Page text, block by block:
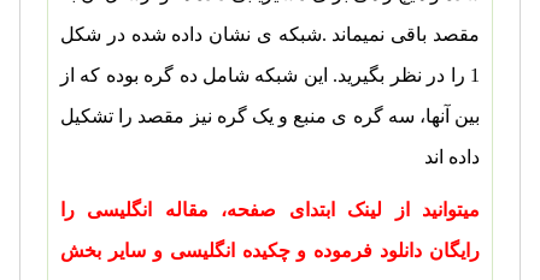
مقصد باقی نمی­ماند .شبکه ی نشان داده شده در شکل
1 را در نظر بگیرید. این شبکه شامل ده گره بوده که از
بین آنها، سه گره ی منبع و یک گره نیز مقصد را تشکیل
داده اند
میتوانید از لینک ابتدای صفحه، مقاله انگلیسی را
رایگان دانلود فرموده و چکیده انگلیسی و سایر بخش